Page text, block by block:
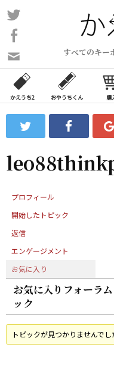
コ
ン
ン
ツ
ス
ッ
プ
すべてのキー
い
合
わ
フ
ォ
ム
かえうち2 おやうちくん 購
プロフィール
開始したトピック
返信
エンゲージメント
お気に入り
お気に入りフォーラ
ック
トピックが見つかりませんでし